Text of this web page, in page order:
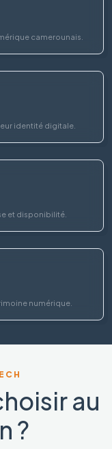
camerounais.
identité digitale.
et disponibilité.
numérique.
au
?